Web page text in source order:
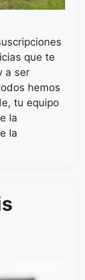
que te
a ser
hemos
tu equipo
la
la